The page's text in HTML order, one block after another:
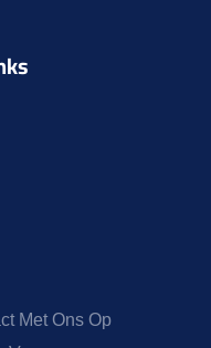
Met Ons Op